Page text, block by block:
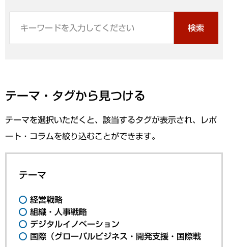
検索
テーマ・タグから見つける
テーマを選択いただくと、該当するタグが表示され、レポ
ート・コラムを絞り込むことができます。
テーマ
経営戦略
組織・人事戦略
デジタルイノベーション
国際（グローバルビジネス・開発支援・国際戦